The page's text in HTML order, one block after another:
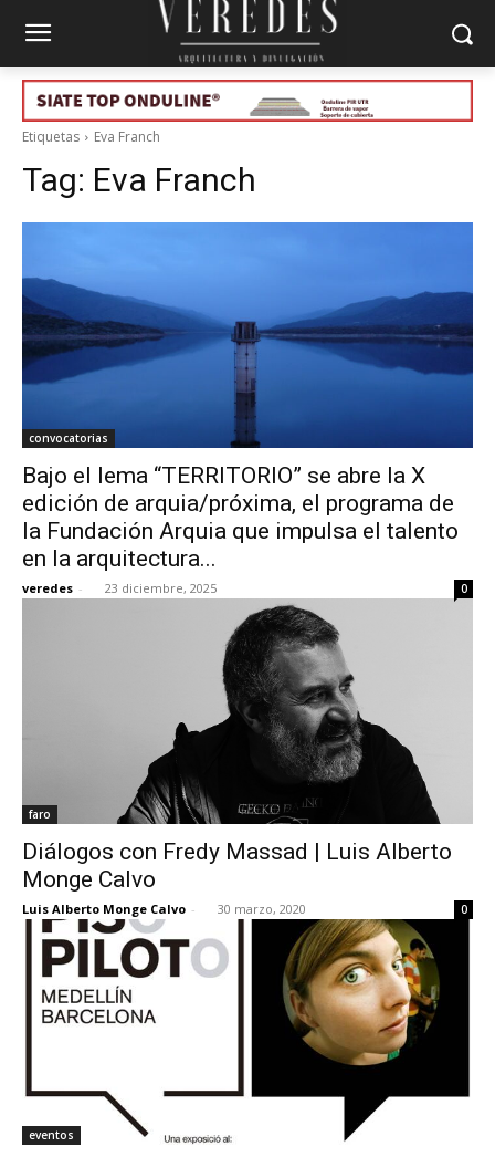
Etiquetas Eva Franch
Tag: Eva Franch
convocatorias
Bajo el lema “TERRITORIO” se abre la X
edición de arquia/próxima, el programa de
la Fundación Arquia que impulsa el talento
en la arquitectura...
veredes - 23 diciembre, 2025 0
faro
Diálogos con Fredy Massad | Luis Alberto
Monge Calvo
Luis Alberto Monge Calvo - 30 marzo, 2020 0
eventos